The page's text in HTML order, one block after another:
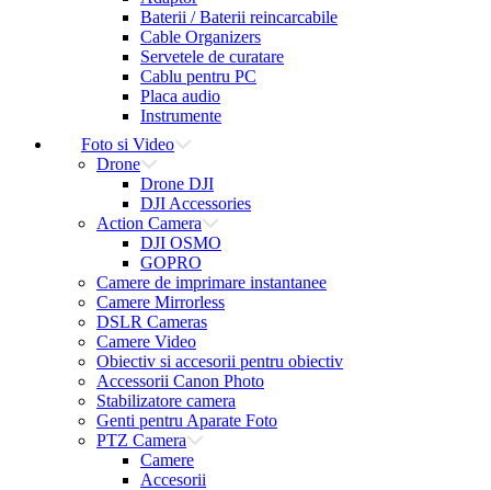
Baterii / Baterii reincarcabile
Cable Organizers
Servetele de curatare
Cablu pentru PC
Placa audio
Instrumente
Foto si Video
Drone
Drone DJI
DJI Accessories
Action Camera
DJI OSMO
GOPRO
Camere de imprimare instantanee
Camere Mirrorless
DSLR Cameras
Camere Video
Obiectiv si accesorii pentru obiectiv
Accessorii Canon Photo
Stabilizatore camera
Genti pentru Aparate Foto
PTZ Camera
Camere
Accesorii